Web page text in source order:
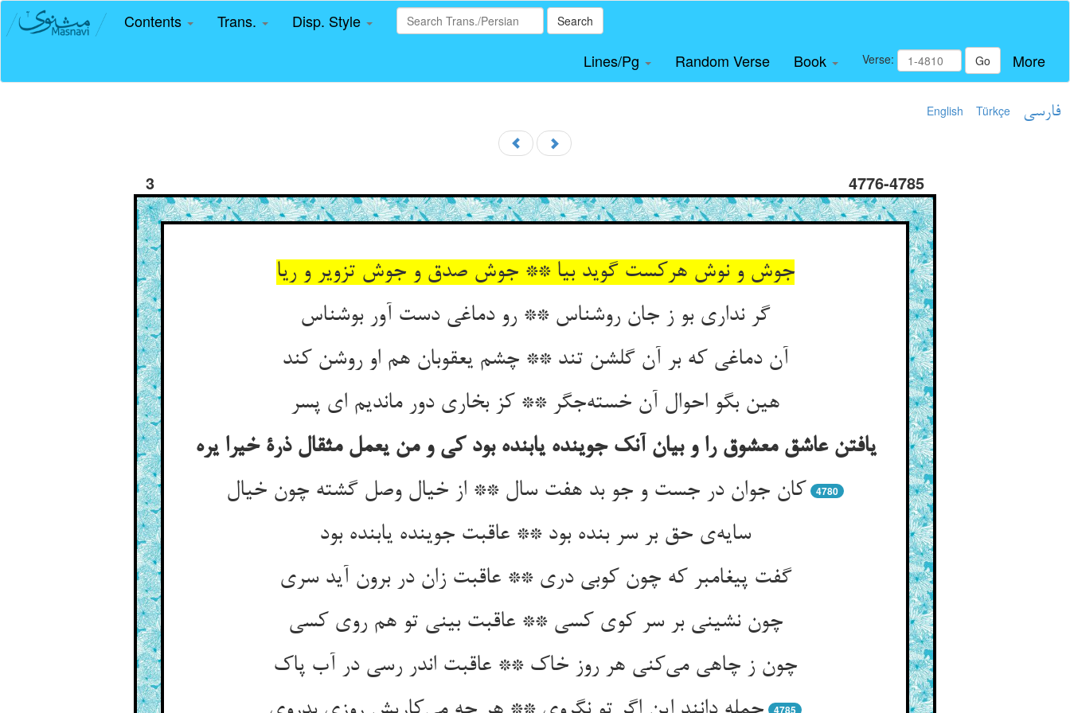
Contents Trans. Disp. Style Search
Lines/Pg Random Verse Book Verse: Go More
English Türkçe فارسی
3 4776-4785
جوش و نوش هرکست گوید بیا ** جوش صدق و جوش تزویر و ریا
گر نداری بو ز جان روشناس ** رو دماغی دست آور بوشناس
آن دماغی که بر آن گلشن تند ** چشم یعقوبان هم او روشن کند
هین بگو احوال آن خسته‌جگر ** کز بخاری دور ماندیم ای پسر
یافتن عاشق معشوق را و بیان آنک جوینده یابنده بود کی و من یعمل مثقال ذرة خیرا یره
کان جوان در جست و جو بد هفت سال ** از خیال وصل گشته چون خیال
4780
سایه‌ی حق بر سر بنده بود ** عاقبت جوینده یابنده بود
گفت پیغامبر که چون کوبی دری ** عاقبت زان در برون آید سری
چون نشینی بر سر کوی کسی ** عاقبت بینی تو هم روی کسی
چون ز چاهی می‌کنی هر روز خاک ** عاقبت اندر رسی در آب پاک
4785